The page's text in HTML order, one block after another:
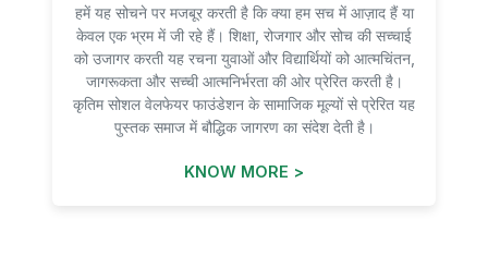
हमें यह सोचने पर मजबूर करती है कि क्या हम सच में आज़ाद हैं या
केवल एक भ्रम में जी रहे हैं। शिक्षा, रोजगार और सोच की सच्चाई
को उजागर करती यह रचना युवाओं और विद्यार्थियों को आत्मचिंतन,
जागरूकता और सच्ची आत्मनिर्भरता की ओर प्रेरित करती है।
कृतिम सोशल वेलफेयर फाउंडेशन के सामाजिक मूल्यों से प्रेरित यह
पुस्तक समाज में बौद्धिक जागरण का संदेश देती है।
KNOW MORE >